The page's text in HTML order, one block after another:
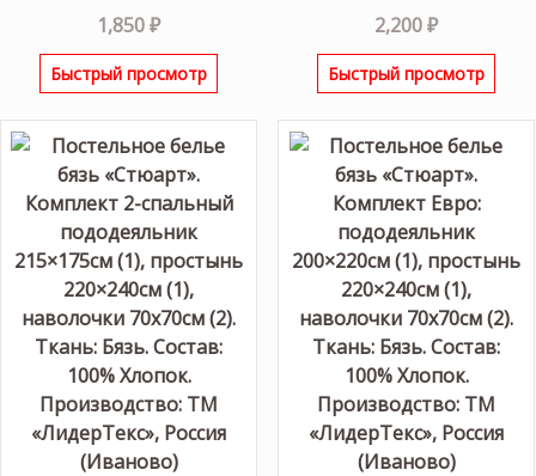
1,850₽
Быстрый просмотр
2,200₽
Быстрый просмотр